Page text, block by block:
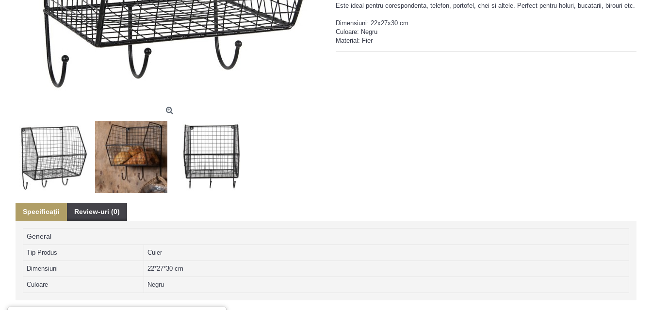
Este ideal pentru corespondenta, telefon, portofel, chei si altele. Perfect pentru holuri, bucatarii, birouri etc.
Dimensiuni: 22x27x30 cm
Culoare: Negru
Material: Fier
Specificaţii Review-uri (0)
General
Tip Produs Cuier
Dimensiuni 22*27*30 cm
Culoare Negru